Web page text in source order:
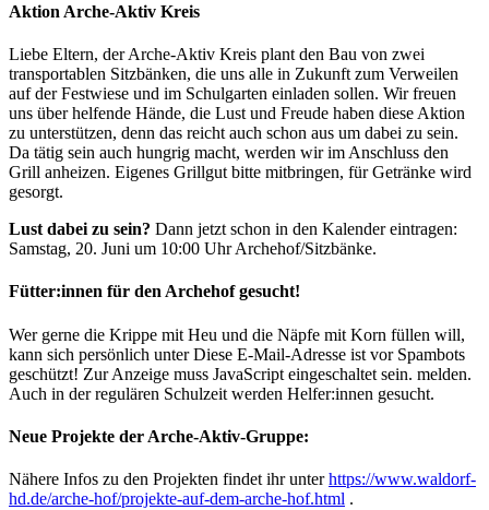
Aktion Arche-Aktiv Kreis
Liebe Eltern, der Arche-Aktiv Kreis plant den Bau von zwei
transportablen Sitzbänken, die uns alle in Zukunft zum Verweilen
auf der Festwiese und im Schulgarten einladen sollen. Wir freuen
uns über helfende Hände, die Lust und Freude haben diese Aktion
zu unterstützen, denn das reicht auch schon aus um dabei zu sein.
Da tätig sein auch hungrig macht, werden wir im Anschluss den
Grill anheizen. Eigenes Grillgut bitte mitbringen, für Getränke wird
gesorgt.
Lust dabei zu sein? Dann jetzt schon in den Kalender eintragen:
Samstag, 20. Juni um 10:00 Uhr Archehof/Sitzbänke.
Fütter:innen für den Archehof gesucht!
Wer gerne die Krippe mit Heu und die Näpfe mit Korn füllen will,
kann sich persönlich unterDiese E-Mail-Adresse ist vor Spambots
geschützt! Zur Anzeige muss JavaScript eingeschaltet sein. melden.
Auch in der regulären Schulzeit werden Helfer:innen gesucht.
Neue Projekte der Arche-Aktiv-Gruppe:
Nähere Infos zu den Projekten findet ihr unterhttps://www.waldorf-
hd.de/arche-hof/projekte-auf-dem-arche-hof.html .